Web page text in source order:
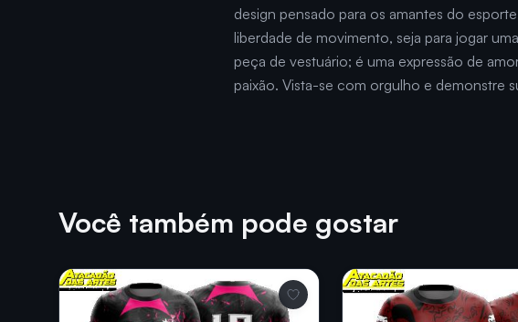
design pensado para os amantes do
liberdade de movimento, seja para jogar
peça de vestuário; é uma expressão de
paixão. Vista-se com orgulho e demonstre
Você também pode gostar